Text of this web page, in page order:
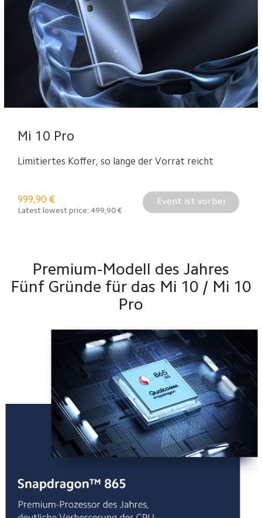
Mi 10 Pro
Limitiertes Koffer, so lange der Vorrat reicht
999,90 €
Latest lowest price: 499,90 €
Event ist vorbei
Premium-Modell des Jahres
Fünf Gründe für das Mi 10 / Mi 10
Pro